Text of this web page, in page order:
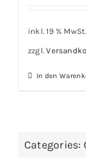
inkl. 19 % MwSt.
zzgl.
In den
Categories: